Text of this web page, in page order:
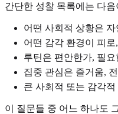
간단한 성찰 목록에는 다
어떤 사회적 상황은
어떤 감각 환경이 피
루틴은 편안한가, 필
집중 관심은 즐거움,
큰 사회적 또는 감각
이 질문들 중 어느 하나도